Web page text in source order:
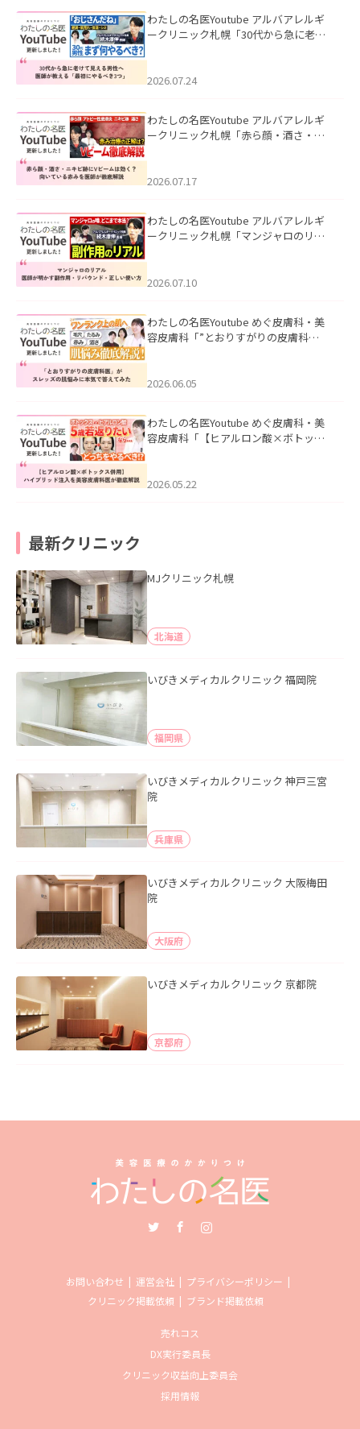
わたしの名医Youtube アルバアレルギ
ークリニック札幌「30代から急に老け
た。
2026.07.24
わたしの名医Youtube アルバアレルギ
ークリニック札幌「赤ら顔・酒さ・ニ
した。
2026.07.17
わたしの名医Youtube アルバアレルギ
ークリニック札幌「マンジャロのリア
た。
2026.07.10
わたしの名医Youtube めぐ皮膚科・美
容皮膚科「”とおりすがりの皮膚科
2026.06.05
わたしの名医Youtube めぐ皮膚科・美
容皮膚科「【ヒアルロン酸×ボトック
た。
2026.05.22
最新クリニック
MJクリニック札幌
北海道
いびきメディカルクリニック 福岡院
福岡県
いびきメディカルクリニック 神戸三宮
院
兵庫県
いびきメディカルクリニック 大阪梅田
院
大阪府
いびきメディカルクリニック 京都院
京都府
お問い合わせ 運営会社
プライバシーポリシー
クリニック掲載依頼
ブランド掲載依頼
売れコス
DX実行委員長
クリニック収益向上委員会
採用情報